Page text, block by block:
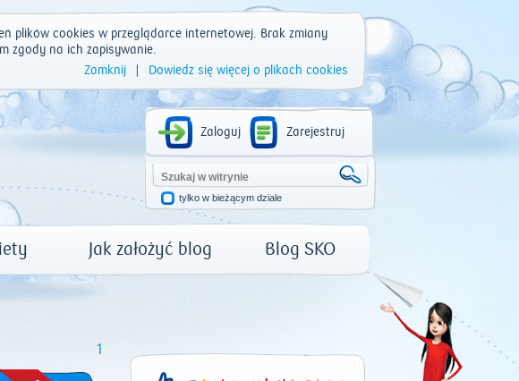
plików cookies w przeglądarce internetowej. Brak zmiany
zgody na ich zapisywanie.
Zamknij
Dowiedz się więcej o plikach cookies
Zaloguj Zarejestruj
tylko w bieżącym dziale
Jak założyć blog Blog SKO
1